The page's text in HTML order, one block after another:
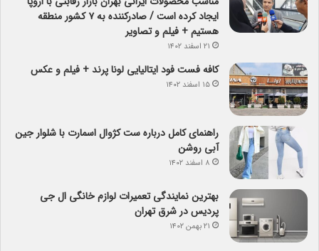
ایجاد کرده است / صادرکننده به ۷ کشور منطقه
هستیم + فیلم و تصاویر
۲۱ اسفند ۱۴۰۲
کافه فست فود ایتالیایی لونا پرند + فیلم و عکس
۱۵ اسفند ۱۴۰۲
راهنمای کامل درباره ست کژوال اسمارت با شلوار جین
آبی روشن
۸ اسفند ۱۴۰۲
بهترین نمایندگی تعمیرات لوازم خانگی ال جی
پردیس در شرق تهران
۲۱ بهمن ۱۴۰۲